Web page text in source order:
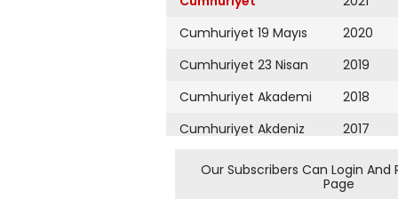
Cumhuriyet 19 Mayıs
Cumhuriyet 23 Nisan
Cumhuriyet Akademi
Cumhuriyet Akdeniz
Cumhuriyet Alışveriş
2020
2019
2018
2017
2016
2015
Our Subscribers Can Login And
Page